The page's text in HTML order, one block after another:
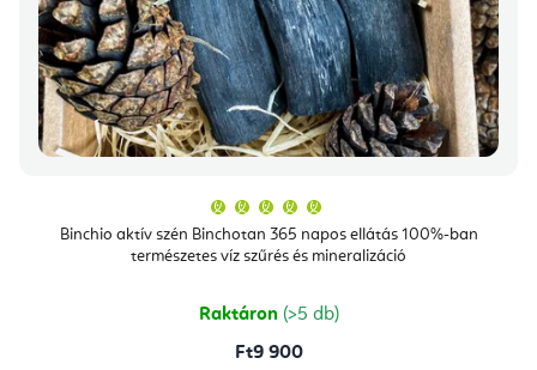
Binchio aktív szén Binchotan 365 napos ellátás 100%-ban
természetes víz szűrés és mineralizáció
átlagos
értékelése
5-
csillag.
Raktáron (>5 db)
Ft9 900